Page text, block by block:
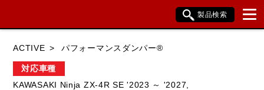
製品検索
ACTIVE パフォーマンスダンパー®
対応車種
KAWASAKI Ninja ZX-4R SE '2023 ～ '2027,